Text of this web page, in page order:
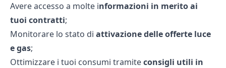
Avere accesso a molte informazioni in merito ai
tuoi contratti;
Monitorare lo stato di attivazione delle offerte luce
e gas;
Ottimizzare i tuoi consumi tramiteconsigli utili in